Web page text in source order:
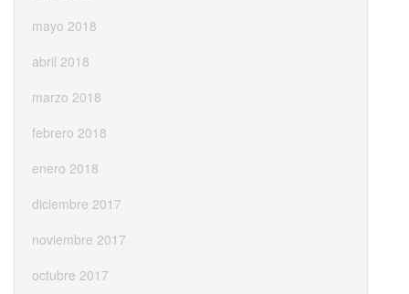
mayo 2018
abril 2018
marzo 2018
febrero 2018
enero 2018
diciembre 2017
noviembre 2017
octubre 2017